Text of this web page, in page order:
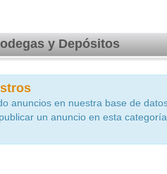
y Depósitos
anuncios en nuestra base de
un anuncio en esta